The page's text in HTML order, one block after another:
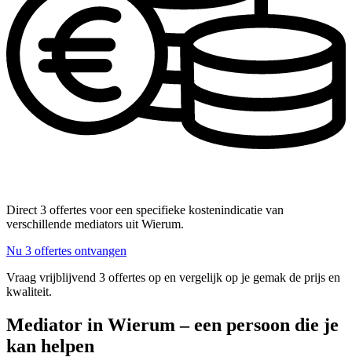
Direct 3 offertes voor een specifieke kostenindicatie van
verschillende mediators uit Wierum.
Nu 3 offertes ontvangen
Vraag vrijblijvend 3 offertes op en vergelijk op je gemak de prijs en
kwaliteit.
Mediator in Wierum – een persoon die je
kan helpen